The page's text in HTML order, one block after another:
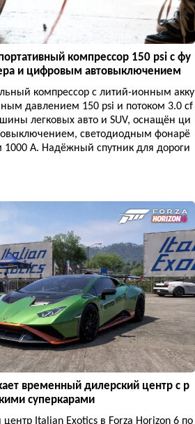
компрессор 150 psi с фу
и цифровым автовыключением
компрессор с литий-ионным акку
давлением 150 psi и потоком 3.0 cf
легковых авто и SUV, оснащён ци
светодиодным фонарё
А. Надёжный спутник для дороги
временный дилерский центр с р
суперкарами
Italian Exotics в Forza Horizon 6 по